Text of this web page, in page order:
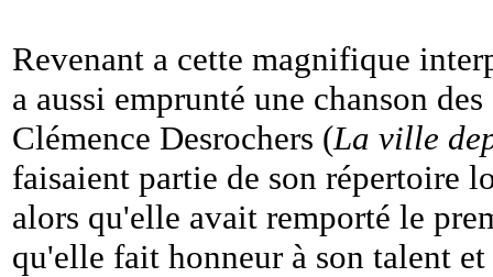
Revenant a cette magnifique
a aussi emprunté une chanson
Clémence Desrochers (La ville
faisaient partie de son répertoire
alors qu'elle avait remporté le
qu'elle fait honneur à son talent